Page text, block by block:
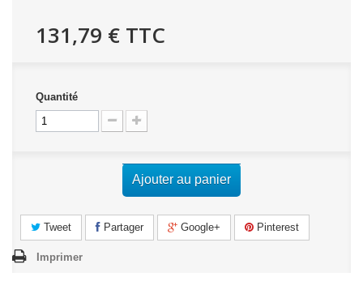
131,79 € TTC
Quantité
Ajouter au panier
Tweet Partager Google+ Pinterest
Imprimer